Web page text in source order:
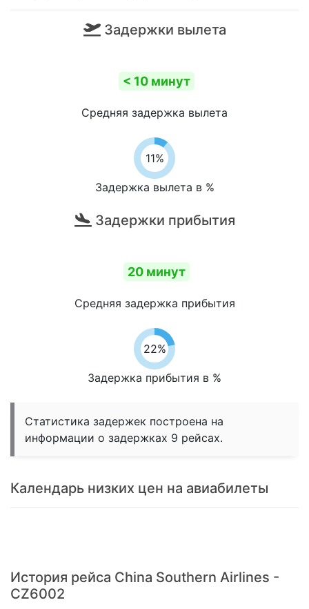
Задержки вылета
< 10 минут
Средняя задержка вылета
11%
Задержка вылета в %
Задержки прибытия
20 минут
Средняя задержка прибытия
22%
Задержка прибытия в %
Статистика задержек построена на
информации о задержках 9 рейсах.
Календарь низких цен на авиабилеты
История рейса China Southern Airlines -
CZ6002